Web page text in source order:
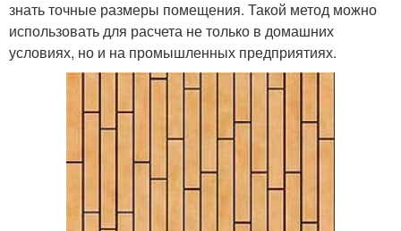
знать точные размеры помещения. Такой метод можно
использовать для расчета не только в домашних
условиях, но и на промышленных предприятиях.